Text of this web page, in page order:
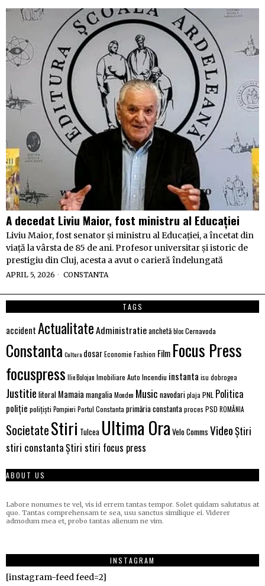
A decedat Liviu Maior, fost ministru al Educației
Liviu Maior, fost senator și ministru al Educației, a încetat din
viață la vârsta de 85 de ani. Profesor universitar și istoric de
prestigiu din Cluj, acesta a avut o carieră îndelungată
APRIL 5, 2026 CONSTANTA
TAGS
accidentActualitateAdministratieanchetăblocCernavoda
Constanta Cultura dosarEconomie Fashion Film Focus Press
focuspress Ilie Bolojan Imobiliare Auto Incendiu instanta isu dobrogea
Justitie litoral Mamaia mangaliaMonden Music navodariplaja PNL Politica
poliție polițiști Pompieri Portul Constanta primăria constantaproces PSD ROMÂNIA
SocietateStiri Tulcea Ultima Ora Velo Comms VideoȘtiri
stiri constantaȘtiri stiri focus press
ABOUT US
Labore nonumes te vel, vis id errem tantas tempor. Solet quidam salutatus at
quo. Tantas comprehensam te sea, usu sanctus similique ei. Viderer
admodum mea et, probo tantas alienum ne vim.
INSTAGRAM
[instagram-feed feed=2]